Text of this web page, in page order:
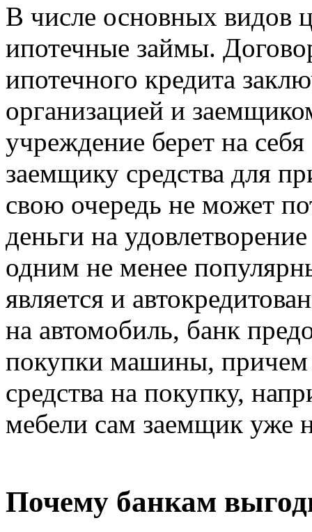
В числе основных видов
ипотечные займы.
ипотечного кредита
организацией и
учреждение берет на себя
заемщику средства для
свою очередь не может
деньги на
одним не менее
является и
на автомобиль, банк
покупки машины, причем
средства на покупку,
мебели сам заемщик уже
Почему банкам